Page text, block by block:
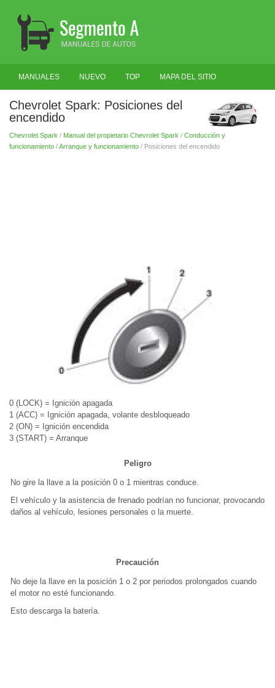
MANUALES NUEVO TOP MAPA DEL SITIO
BUSCAR
Chevrolet Spark: Posiciones del
encendido
Chevrolet Spark / Manual del propietario Chevrolet Spark / Conducción y
funcionamiento /Arranque y funcionamiento / Posiciones del encendido
0 (LOCK) = Ignición apagada
1 (ACC) = Ignición apagada, volante desbloqueado
2 (ON) = Ignición encendida
3 (START) = Arranque
Peligro
No gire la llave a la posición 0 o 1 mientras conduce.
El vehículo y la asistencia de frenado podrían no funcionar, provocando
daños al vehículo, lesiones personales o la muerte.
Precaución
No deje la llave en la posición 1 o 2 por periodos prolongados cuando
el motor no esté funcionando.
Esto descarga la batería.